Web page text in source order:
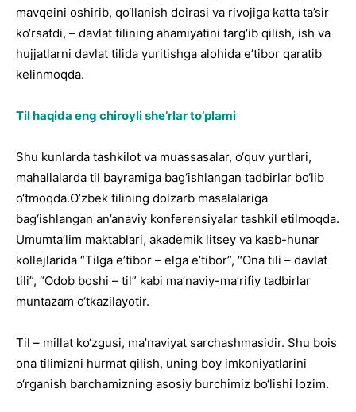
mavqeini oshirib, qo‘llanish doirasi va rivojiga katta ta’sir
ko‘rsatdi, – davlat tilining ahamiyatini targ‘ib qilish, ish va
hujjatlarni davlat tilida yuritishga alohida e’tibor qaratib
kelinmoqda.
Til haqida eng chiroyli she’rlar to’plami
Shu kunlarda tashkilot va muassasalar, o‘quv yurtlari,
mahallalarda til bayramiga bag‘ishlangan tadbirlar bo‘lib
o‘tmoqda.O’zbek tilining dolzarb masalalariga
bag‘ishlangan an’anaviy konferensiyalar tashkil etilmoqda.
Umumta’lim maktablari, akademik litsey va kasb-hunar
kollejlarida “Tilga e’tibor – elga e’tibor”, “Ona tili – davlat
tili”, “Odob boshi – til” kabi ma’naviy-ma’rifiy tadbirlar
muntazam o‘tkazilayotir.
Til – millat ko‘zgusi, ma’naviyat sarchashmasidir. Shu bois
ona tilimizni hurmat qilish, uning boy imkoniyatlarini
o‘rganish barchamizning asosiy burchimiz bo‘lishi lozim.